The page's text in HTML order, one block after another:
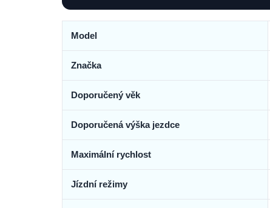
Model
Značka
Doporučený věk
Doporučená výška jezdce
Maximální rychlost
Jízdní režimy